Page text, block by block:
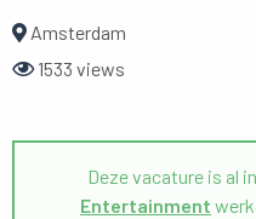
Amsterdam
1533 views
Deze vacature is al
Entertainment